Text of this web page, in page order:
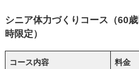
シニア体力づくりコース（60
時限定）
コース内容 料金